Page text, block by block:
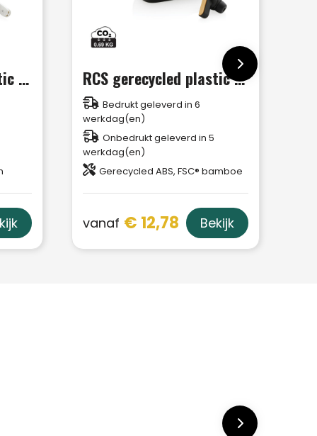
RCS gerecycled plastic Liberty Pro draadloze oordoppen RCS gerecycled plastic & bamboe TWS oordoppen
Bedrukt geleverd in 6
werkdag(en)
Onbedrukt geleverd in 5
werkdag(en)
Gerecycled ABS, FSC® bamboe
vanaf € 12,78 Bekijk